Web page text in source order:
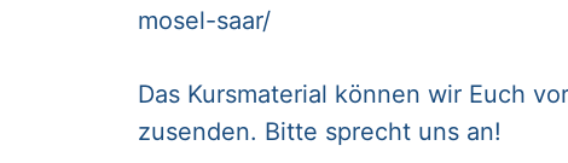
mosel-saar/
Das Kursmaterial können wir Euch
zusenden. Bitte sprecht uns an!